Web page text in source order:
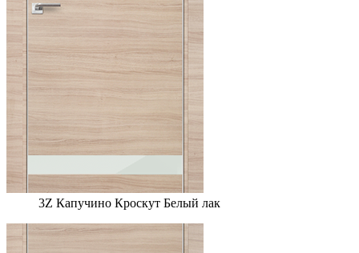
3Z Капучино Кроскут Белый лак